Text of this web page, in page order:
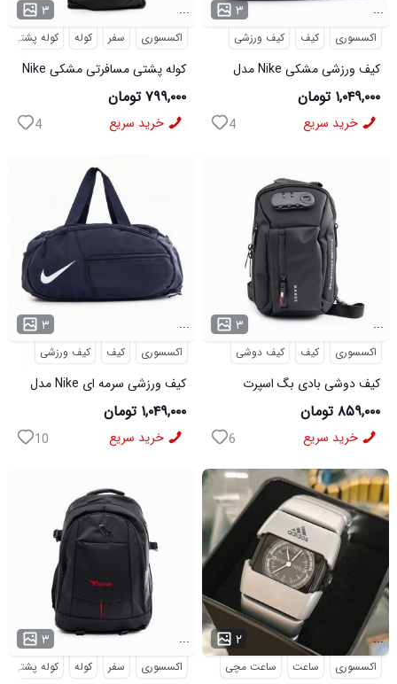
۳ ...
اکسسوری سفر کوله کوله پشتی
کوله پشتی مسافرتی مشکی Nike
مدل 50693
۷۹۹,۰۰۰ تومان
خرید سریع 4
۳ ...
اکسسوری کیف کیف ورزشی
کیف ورزشی مشکی Nike مدل
50700
۱,۰۴۹,۰۰۰ تومان
خرید سریع 4
۳ ...
اکسسوری کیف کیف ورزشی
کیف ورزشی سرمه ای Nike مدل
50701
۱,۰۴۹,۰۰۰ تومان
خرید سریع 10
۳ ...
اکسسوری کیف کیف دوشی
کیف دوشی بادی بگ اسپرت
Bange مدل 50695
۸۵۹,۰۰۰ تومان
خرید سریع 6
۳ ...
اکسسوری سفر کوله کوله پشتی
۲ ...
اکسسوری ساعت ساعت مچی